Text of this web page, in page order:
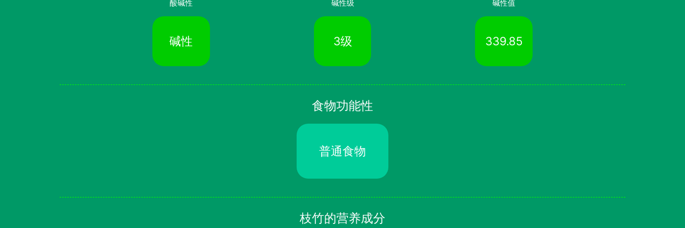
酸碱性 碱性级 碱性值
碱性 3级 339.85
食物功能性
普通食物
枝竹的营养成分